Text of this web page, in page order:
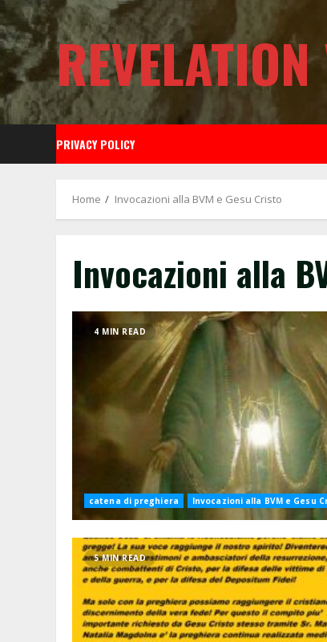
Skip
to
content
PRIVACY POLICY
Home Invocazioni alla BVM e Gesu Cristo
Invocazioni alla
4 MIN READ
catena di preghiera Invocazioni alla BVM e Gesu
5 MIN READ